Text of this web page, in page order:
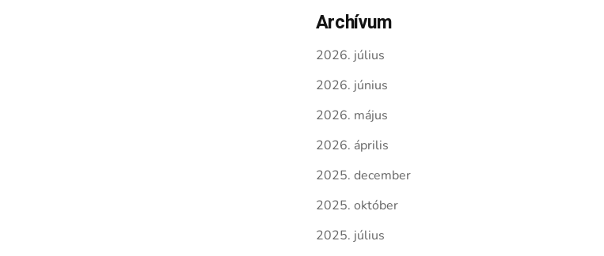
Archívum
2026. július
2026. június
2026. május
2026. április
2025. december
2025. október
2025. július